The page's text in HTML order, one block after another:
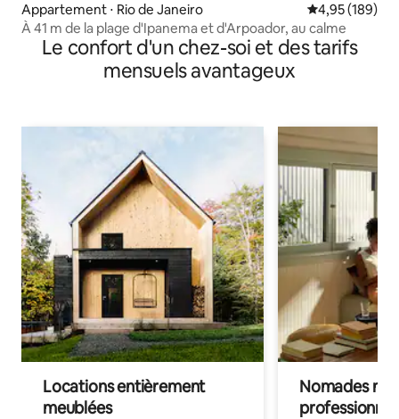
Appartement ⋅ Rio de Janeiro Évaluation
4,95 (189)
À 41 m de la plage d'Ipanema et d'Arpoador, au calme
Le confort d'un chez-soi et des tarifs
mensuels avantageux
Locations entièrement
meublées
Nomades